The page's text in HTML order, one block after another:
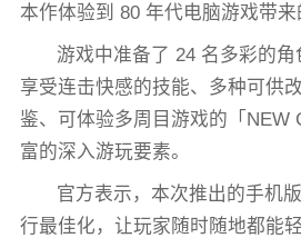
本作体验到 80 年代电脑游戏带来
游戏中准备了 24 名多彩的
享受连击快感的技能、多种可供
鉴、可体验多周目游戏的「NEW
富的深入游玩要素。
官方表示，本次推出的手机
行最佳化，让玩家随时随地都能